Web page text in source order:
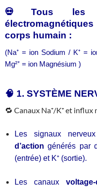
💀Tous les
corps humain :
(Na⁺ = ion Sodium / K⁺ =
Mg²⁺ = ion Magnésium )
🧠 1. SYSTÈME
🔁 Canaux Na⁺/K⁺ et influx
Les signaux
d’action générés par
(entrée) et K⁺ (sortie).
Les canaux